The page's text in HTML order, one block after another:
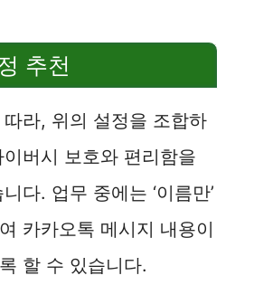
추천
라, 위의 설정을 조합하
버시 보호와 편리함을
다. 업무 중에는 ‘이름만’
카카오톡 메시지 내용이
할 수 있습니다.